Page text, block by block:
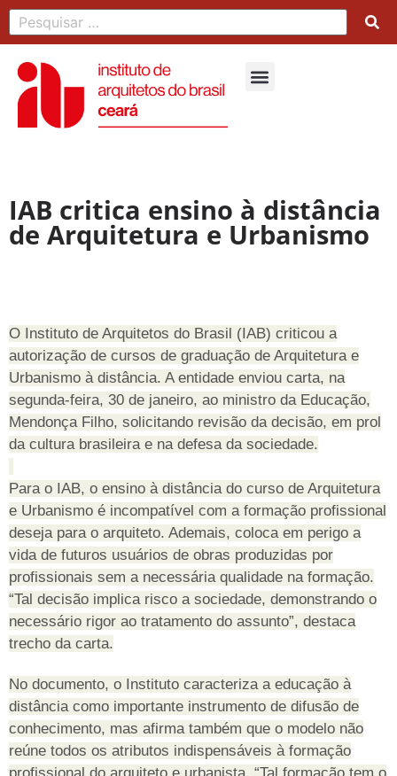
IAB critica ensino à distância
de Arquitetura e Urbanismo
O Instituto de Arquitetos do Brasil (IAB) criticou a
autorização de cursos de graduação de Arquitetura e
Urbanismo à distância. A entidade enviou carta, na
segunda-feira, 30 de janeiro, ao ministro da Educação,
Mendonça Filho, solicitando revisão da decisão, em prol
da cultura brasileira e na defesa da sociedade.
Para o IAB, o ensino à distância do curso de Arquitetura
e Urbanismo é incompatível com a formação profissional
deseja para o arquiteto. Ademais, coloca em perigo a
vida de futuros usuários de obras produzidas por
profissionais sem a necessária qualidade na formação.
“Tal decisão implica risco a sociedade, demonstrando o
necessário rigor ao tratamento do assunto”, destaca
trecho da carta.
No documento, o Instituto caracteriza a educação à
distância como importante instrumento de difusão de
conhecimento, mas afirma também que o modelo não
reúne todos os atributos indispensáveis à formação